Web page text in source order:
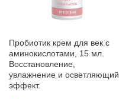
Пробиотик крем для век с
аминокислотами, 15 мл.
Восстановление,
увлажнение и осветляющий
эффект.